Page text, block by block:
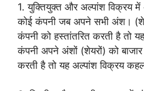
1. युक्तियुक्त और अल्पांश विक्रय
कोई कंपनी जब अपने सभी अंश।
कंपनी को हस्तांतरित करती है तो
कंपनी अपने अंशों (शेयरों) को
करती है तो यह अल्पांश विक्रय